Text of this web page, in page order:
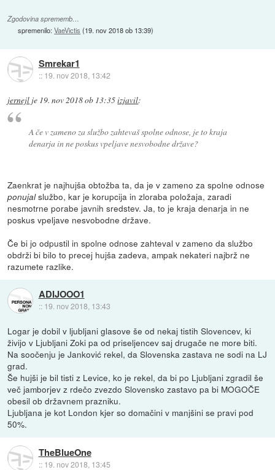
Zgodovina sprememb…
spremenilo:VaeVictis (19. nov 2018 ob 13:39)
Smrekar1
:: 19. nov 2018, 13:42
jernejl je 19. nov 2018 ob 13:35izjavil:
A če v zameno za službo zahtevaš spolne odnose, je to kraja
denarja in ne poskus vpeljave nesvobodne države?
Zaenkrat je najhujša obtožba ta, da je v zameno za spolne odnose
ponujalslužbo, kar je korupcija in zloraba položaja, zaradi
nesmotrne porabe javnih sredstev. Ja, to je kraja denarja in ne
poskus vpeljave nesvobodne države.
Če bi jo odpustil in spolne odnose zahteval v zameno da službo
obdrži bi bilo to precej hujša zadeva, ampak nekateri najbrž ne
razumete razlike.
ADIJOOO1
:: 19. nov 2018, 13:43
Logar je dobil v ljubljani glasove še od nekaj tistih Slovencev, ki
živijo v Ljubljani Zoki pa od priseljencev saj drugače ne more biti.
Na soočenju je Janković rekel, da Slovenska zastava ne sodi na LJ
grad.
Še hujši je bil tisti z Levice, ko je rekel, da bi po Ljubljani zgradil še
več jamborjev z rdečo zvezdo Slovensko zastavo pa bi MOGOČE
obesil ob državnem prazniku.
Ljubljana je kot London kjer so domačini v manjšini se pravi pod
50%.
TheBlueOne
:: 19. nov 2018, 13:45